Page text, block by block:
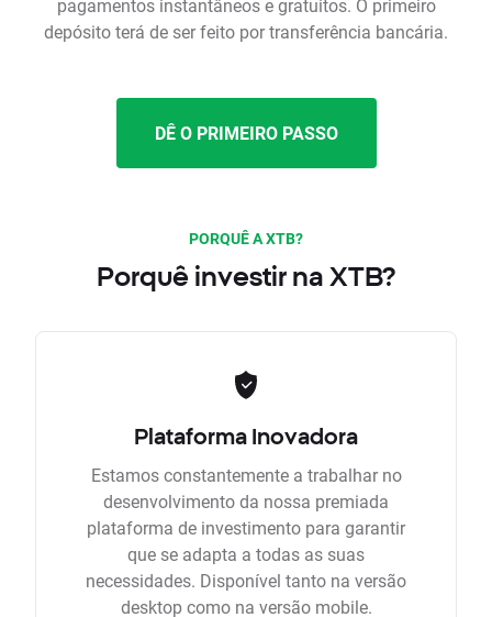
pagamentos instantâneos e gratuitos. O primeiro
depósito terá de ser feito por transferência bancária.
DÊ O PRIMEIRO PASSO
PORQUÊ A XTB?
Porquê investir na XTB?
Plataforma Inovadora
Estamos constantemente a trabalhar no
desenvolvimento da nossa premiada
plataforma de investimento para garantir
que se adapta a todas as suas
necessidades. Disponível tanto na versão
desktop como na versão mobile.